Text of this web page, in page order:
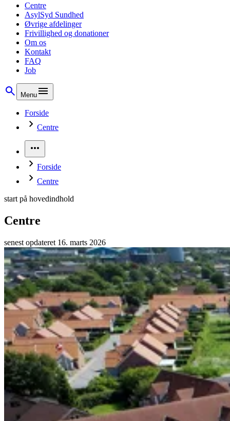
Centre
AsylSyd Sundhed
Øvrige afdelinger
Frivillighed og donationer
Om os
Kontakt
FAQ
Job
Menu
Om os
Centre
AsylSyd Sundhed
Øvrige afdelinger
Frivillighed og donationer
Nyheder og presse
Udgivelser
Job
Skoler og studerende
Kontakt
Forside
Centre
Forside
Centre
start på hovedindhold
Centre
senest opdateret 16. marts 2026